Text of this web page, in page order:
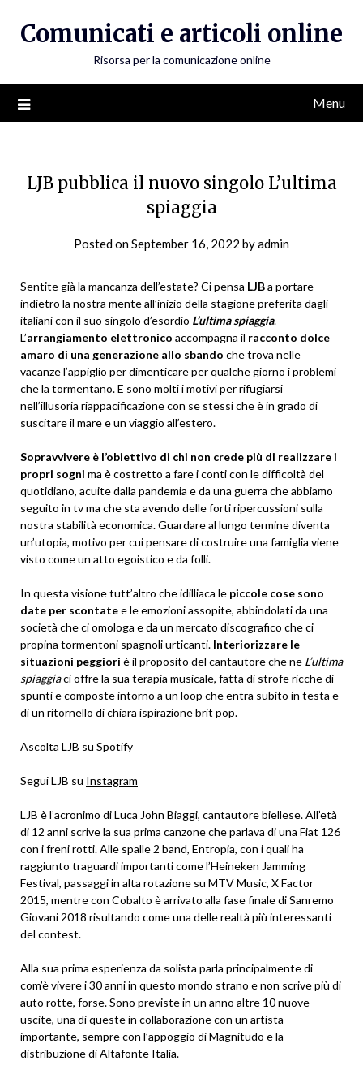
Comunicati e articoli online
Risorsa per la comunicazione online
Menu
LJB pubblica il nuovo singolo L’ultima
spiaggia
Posted onSeptember 16, 2022 byadmin
Sentite già la mancanza dell’estate? Ci pensa LJBa portare
indietro la nostra mente all’inizio della stagione preferita dagli
italiani con il suo singolo d’esordio L’ultima spiaggia.
L’arrangiamento elettronico accompagna il racconto dolce
amaro di una generazione allo sbando che trova nelle
vacanze l’appiglio per dimenticare per qualche giorno i problemi
che la tormentano. E sono molti i motivi per rifugiarsi
nell’illusoria riappacificazione con se stessi che è in grado di
suscitare il mare e un viaggio all’estero.
Sopravvivere è l’obiettivo di chi non crede più di realizzare i
propri sogni ma è costretto a fare i conti con le difficoltà del
quotidiano, acuite dalla pandemia e da una guerra che abbiamo
seguito in tv ma che sta avendo delle forti ripercussioni sulla
nostra stabilità economica. Guardare al lungo termine diventa
un’utopia, motivo per cui pensare di costruire una famiglia viene
visto come un atto egoistico e da folli.
In questa visione tutt’altro che idilliaca le piccole cose sono
date per scontatee le emozioni assopite, abbindolati da una
società che ci omologa e da un mercato discografico che ci
propina tormentoni spagnoli urticanti. Interiorizzare le
situazioni peggiori è il proposito del cantautore che ne L’ultima
spiaggiaci offre la sua terapia musicale, fatta di strofe ricche di
spunti e composte intorno a un loop che entra subito in testa e
di un ritornello di chiara ispirazione brit pop.
Ascolta LJB su Spotify
Segui LJB su Instagram
LJB è l’acronimo di Luca John Biaggi, cantautore biellese. All’età
di 12 anni scrive la sua prima canzone che parlava di una Fiat 126
con i freni rotti. Alle spalle 2 band, Entropia, con i quali ha
raggiunto traguardi importanti come l’Heineken Jamming
Festival, passaggi in alta rotazione su MTV Music, X Factor
2015, mentre con Cobalto è arrivato alla fase finale di Sanremo
Giovani 2018 risultando come una delle realtà più interessanti
del contest.
Alla sua prima esperienza da solista parla principalmente di
com’è vivere i 30 anni in questo mondo strano e non scrive più di
auto rotte, forse. Sono previste in un anno altre 10 nuove
uscite, una di queste in collaborazione con un artista
importante, sempre con l’appoggio di Magnitudo e la
distribuzione di Altafonte Italia.